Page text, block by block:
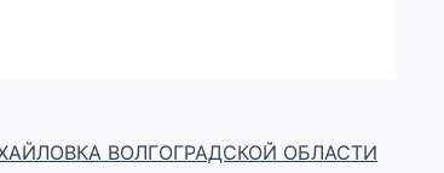
ВОЛГОГРАДСКОЙ ОБЛАСТИ